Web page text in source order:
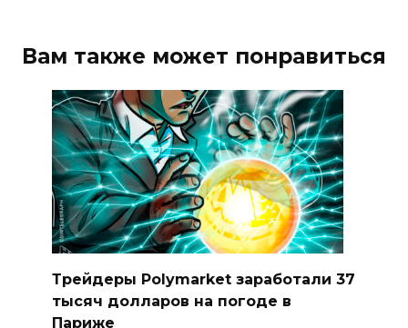
Вам также может понравиться
Трейдеры Polymarket заработали 37
тысяч долларов на погоде в
Париже